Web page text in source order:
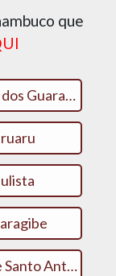
que
Jaboatão dos Guararapes
Vitória de Santo Antão